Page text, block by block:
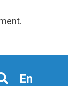
Search
En